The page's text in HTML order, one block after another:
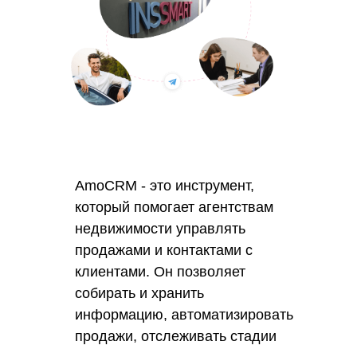
AmoCRM - это инструмент,
который помогает агентствам
недвижимости управлять
продажами и контактами с
клиентами. Он позволяет
собирать и хранить
информацию, автоматизировать
продажи, отслеживать стадии